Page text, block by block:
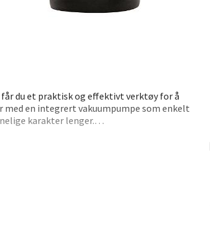
du et praktisk og effektivt verktøy for å
med en integrert vakuumpumpe som enkelt
karakter lenger.
og liggende, og er laget i robuste